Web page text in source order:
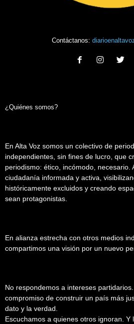
Contáctanos:
¿Quiénes somos?
En Alta Voz somos un colectivo de
independientes, sin fines de lucro, que
periodismo: ético, incómodo, necesario.
ciudadanía informada y activa,
históricamente excluidos y creando
sean protagonistas.
En alianza estrecha con otros medios
compartimos una visión por un nuevo
No respondemos a intereses
compromiso de construir un país más
dato y la verdad.
Escuchamos a quienes otros ignoran. Y